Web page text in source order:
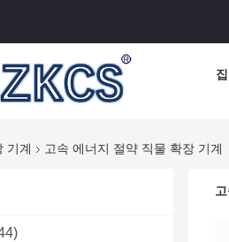
집
기계 고속 에너지 절약 직물 확장 기계